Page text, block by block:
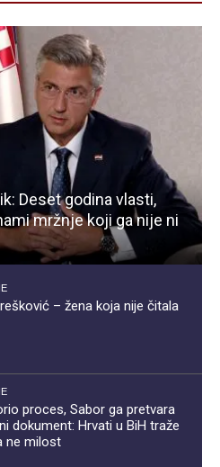
Deset godina vlasti,
mržnje koji ga nije ni
– žena koja nije čitala
proces, Sabor ga pretvara
dokument: Hrvati u BiH traže
ne milost